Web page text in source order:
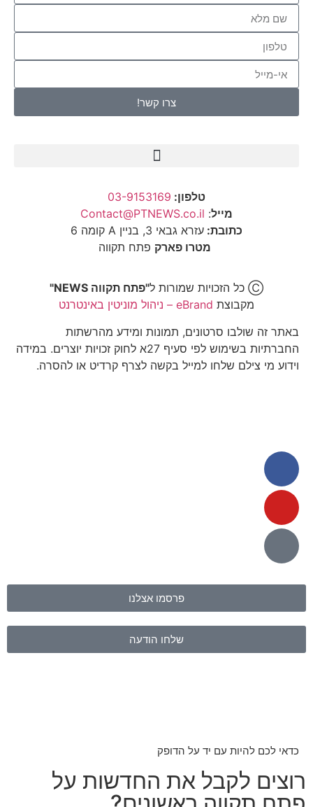
צרו קשר!
טלפון: 03-9153169
מייל:
Contact@PTNEWS.co.il
כתובת: עזרא גבאי 3, בניין A קומה 6
מטרו פארק פתח תקווה
Ⓒ כל הזכויות שמורות ל
"פתח תקווה NEWS"
מקבוצת eBrand – ניהול מוניטין באינטרנט
באתר זה שולבו סרטונים, תמונות ומידע מהרשתות
החברתיות בשימוש לפי סעיף 27א לחוק זכויות יוצרים. במידה
וידוע מי צילם שלחו למייל בקשה לצרף קרדיט או להסרה.
פרסמו אצלנו
שלחו הודעה
כדאי לכם להיות עם יד על הדופק
רוצים לקבל את החדשות על